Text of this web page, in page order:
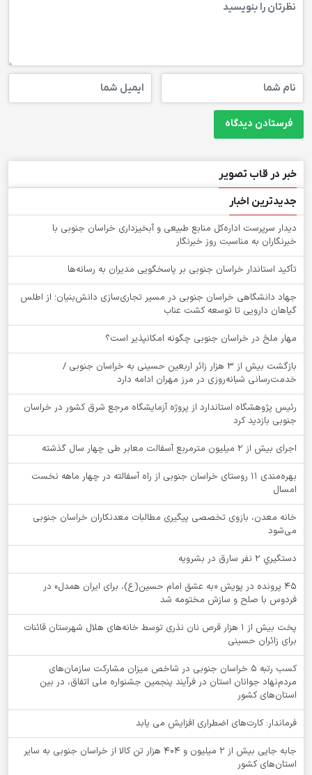
خبر در قاب تصویر
جدیدترین اخبار
دیدار سرپرست اداره‌کل منابع طبیعی و آبخیزداری خراسان جنوبی با
خبرنگاران به مناسبت روز خبرنگار
تأکید استاندار خراسان جنوبی بر پاسخگویی مدیران به رسانه‌ها
جهاد دانشگاهی خراسان جنوبی در مسیر تجاری‌سازی دانش‌بنیان؛ از اطلس
گیاهان دارویی تا توسعه کشت عناب
‌مهار ملخ در خراسان جنوبی چگونه امکانپذیر است؟
بازگشت بیش از ۳ هزار زائر اربعین حسینی به خراسان جنوبی /
خدمت‌رسانی شبانه‌روزی در مرز مهران ادامه دارد
رئیس پژوهشگاه استاندارد از پروژه آزمایشگاه مرجع شرق کشور در خراسان
جنوبی بازدید کرد
اجرای بیش از ۲ میلیون مترمربع آسفالت معابر طی چهار سال گذشته
بهره‌مندی ۱۱ روستای خراسان جنوبی از راه آسفالته در چهار ماهه نخست
امسال
خانه معدن، بازوی تخصصی پیگیری مطالبات معدنکاران خراسان جنوبی
می‌شود
دستگيري 2 نفر سارق در بشرويه
۴۵ پرونده در پویش «به عشق امام حسین(ع)، برای ایران همدل» در
فردوس با صلح و سازش مختومه شد
پخت بیش از 1 هزار قرص نان نذری توسط خانه‌های هلال شهرستان قائنات
برای زائران حسینی
کسب رتبه ۵ خراسان جنوبی در شاخص میزان مشارکت سازمان‌های
مردم‌نهاد جوانان استان در فرآیند پنجمین جشنواره ملی اتفاق، در بین
استان‌های کشور
فرماندار: کارت‌های اضطراری افزایش می یابد
جابه جایی بیش از 2 میلیون و 404 هزار تن کالا از خراسان جنوبی به سایر
استان‌های کشور